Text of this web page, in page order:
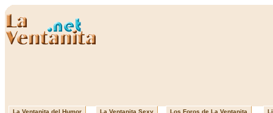
La Ventanita del Humor La Ventanita Sexy Los Foros de La Ventanita